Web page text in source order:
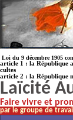
Loi du 9 décembre 1905
article 1 : la République
cultes
article 2 : la République
Laïcité
Faire vivre et
par le groupe de